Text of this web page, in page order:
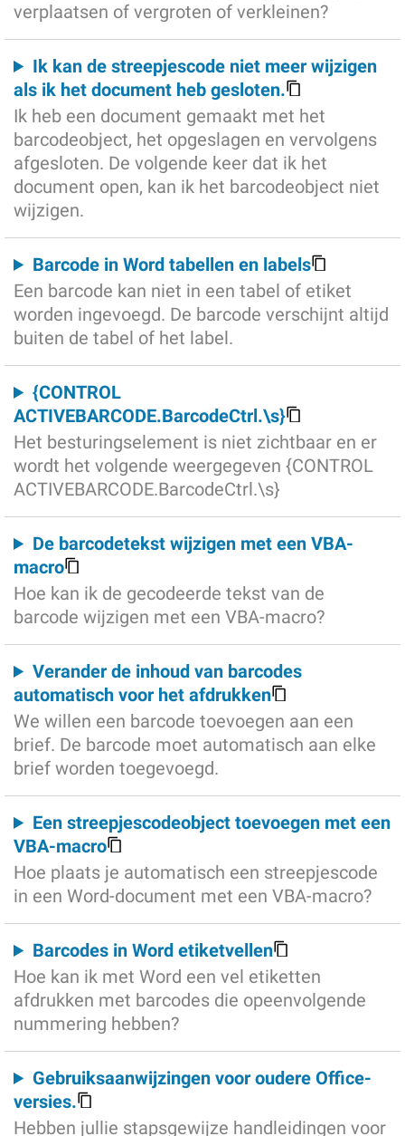
verplaatsen of vergroten of verkleinen?
Ik kan de streepjescode niet meer wijzigen
als ik het document heb gesloten.
Ik heb een document gemaakt met het
barcodeobject, het opgeslagen en vervolgens
afgesloten. De volgende keer dat ik het
document open, kan ik het barcodeobject niet
wijzigen.
Barcode in Word tabellen en labels
Een barcode kan niet in een tabel of etiket
worden ingevoegd. De barcode verschijnt altijd
buiten de tabel of het label.
{CONTROL
ACTIVEBARCODE.BarcodeCtrl.\s}
Het besturingselement is niet zichtbaar en er
wordt het volgende weergegeven {CONTROL
ACTIVEBARCODE.BarcodeCtrl.\s}
De barcodetekst wijzigen met een VBA-
macro
Hoe kan ik de gecodeerde tekst van de
barcode wijzigen met een VBA-macro?
Verander de inhoud van barcodes
automatisch voor het afdrukken
We willen een barcode toevoegen aan een
brief. De barcode moet automatisch aan elke
brief worden toegevoegd.
Een streepjescodeobject toevoegen met een
VBA-macro
Hoe plaats je automatisch een streepjescode
in een Word-document met een VBA-macro?
Barcodes in Word etiketvellen
Hoe kan ik met Word een vel etiketten
afdrukken met barcodes die opeenvolgende
nummering hebben?
Gebruiksaanwijzingen voor oudere Office-
versies.
Hebben jullie stapsgewijze handleidingen voor